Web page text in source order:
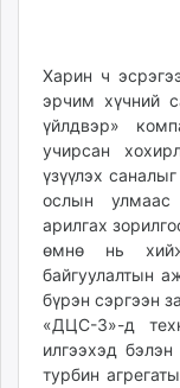
assa.mn
toim.mn
tac.mn
paparazzi.mn
unread.today
Харин ч
эрчим хүчний
үйлдвэр»
учирсан
үзүүлэх
ослын улмаас
арилгах
өмнө нь хийж
байгуулалтын
бүрэн сэргээн
«ДЦС-3»-д
илгээхэд
турбин